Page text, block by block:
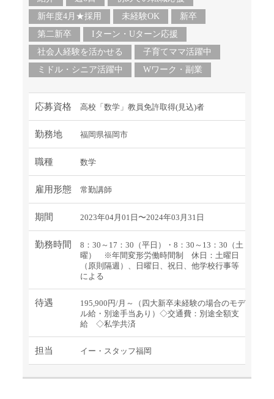
新年度4月★採用
未経験OK
新卒
第二新卒
Iターン・Uターン応援
社会人経験を活かせる
子育てママ活躍中
ミドル・シニア活躍中
Wワーク・副業
応募資格 高校「数学」教員免許取得(見込)者
勤務地 福岡県福岡市
職種 数学
雇用形態 常勤講師
期間 2023年04月01日〜2024年03月31日
勤務時間
8：30～17：30（平日）・8：30～13：30（土
曜） ※年間変形労働時間制 休日：土曜日
（原則隔週）、日曜日、祝日、他学校行事等
による
待遇
195,900円/月～（四大新卒未経験の場合のモデ
ル給・別途手当あり）◇交通費：別途全額支
給 ◇私学共済
担当 イー・スタッフ福岡